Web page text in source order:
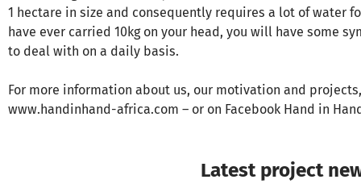
1 hectare in size and consequently requires a lot of water
have ever carried 10kg on your head, you will have some
to deal with on a daily basis.
For more information about us, our motivation and
www.handinhand-africa.com – or on Facebook Hand in
Latest project